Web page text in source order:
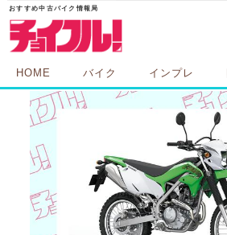
HOME バイク インプレ